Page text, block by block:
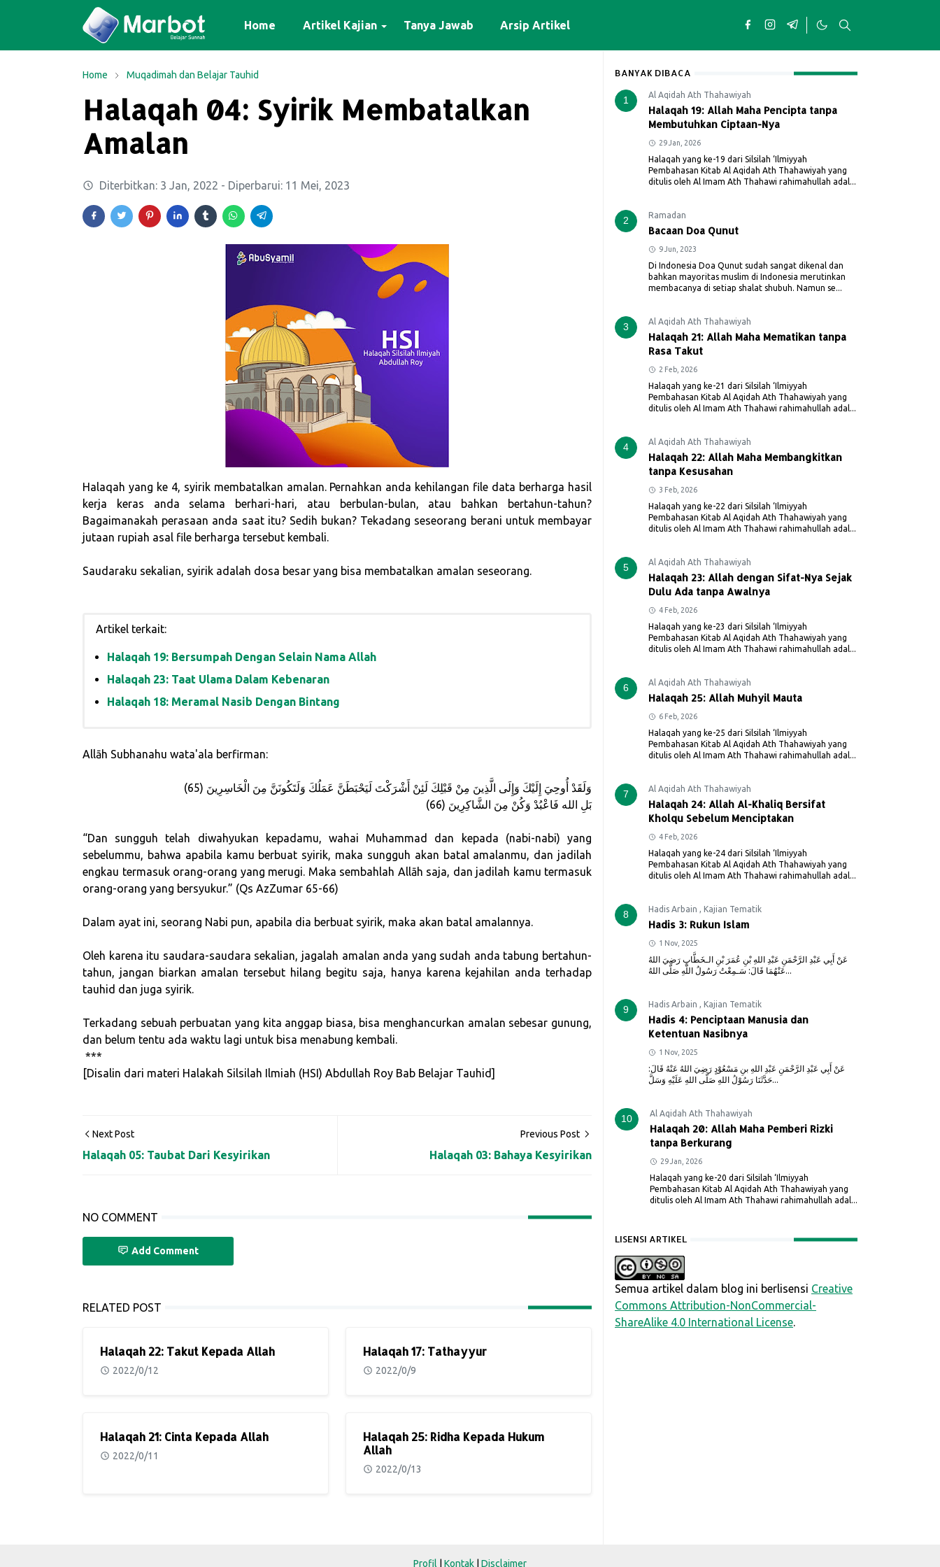
Home Artikel Kajian Tanya Jawab Arsip Artikel
Home Muqadimah dan Belajar Tauhid
Halaqah 04: Syirik Membatalkan
Amalan
Diterbitkan: 3 Jan, 2022 - Diperbarui: 11 Mei, 2023
Halaqah yang ke 4, syirik membatalkan amalan. Pernahkan anda kehilangan file data berharga hasil
kerja keras anda selama berhari-hari, atau berbulan-bulan, atau bahkan bertahun-tahun?
Bagaimanakah perasaan anda saat itu? Sedih bukan? Tekadang seseorang berani untuk membayar
jutaan rupiah asal file berharga tersebut kembali.
Saudaraku sekalian, syirik adalah dosa besar yang bisa membatalkan amalan seseorang.
Artikel terkait:
Halaqah 19: Bersumpah Dengan Selain Nama Allah
Halaqah 23: Taat Ulama Dalam Kebenaran
Halaqah 18: Meramal Nasib Dengan Bintang
Allāh Subhanahu wata'ala berfirman:
وَلَقَدْ أُوحِيَ إِلَيْكَ وَإِلَى الَّذِينَ مِنْ قَبْلِكَ لَئِنْ أَشْرَكْتَ لَيَحْبَطَنَّ عَمَلُكَ وَلَتَكُونَنَّ مِنَ الْخَاسِرِينَ (65)
بَلِ الله فَاعْبُدْ وَكُنْ مِنَ الشَّاكِرِينَ (66)
“Dan sungguh telah diwahyukan kepadamu, wahai Muhammad dan kepada (nabi-nabi) yang
sebelummu, bahwa apabila kamu berbuat syirik, maka sungguh akan batal amalanmu, dan jadilah
engkau termasuk orang-orang yang merugi. Maka sembahlah Allāh saja, dan jadilah kamu termasuk
orang-orang yang bersyukur.” (Qs AzZumar 65-66)
Dalam ayat ini, seorang Nabi pun, apabila dia berbuat syirik, maka akan batal amalannya.
Oleh karena itu saudara-saudara sekalian, jagalah amalan anda yang sudah anda tabung bertahun-
tahun, jangan biarkan amalan tersebut hilang begitu saja, hanya karena kejahilan anda terhadap
tauhid dan juga syirik.
Terkadang sebuah perbuatan yang kita anggap biasa, bisa menghancurkan amalan sebesar gunung,
dan belum tentu ada waktu lagi untuk bisa menabung kembali.
***
[Disalin dari materi Halakah Silsilah Ilmiah (HSI) Abdullah Roy Bab Belajar Tauhid]
Next Post
Halaqah 05: Taubat Dari Kesyirikan
Previous Post
Halaqah 03: Bahaya Kesyirikan
NO COMMENT
Add Comment
RELATED POST
Halaqah 22: Takut Kepada Allah
2022/0/12
Halaqah 17: Tathayyur
2022/0/9
Halaqah 21: Cinta Kepada Allah
2022/0/11
Halaqah 25: Ridha Kepada Hukum
Allah
2022/0/13
BANYAK DIBACA
1 Al Aqidah Ath Thahawiyah
Halaqah 19: Allah Maha Pencipta tanpa
Membutuhkan Ciptaan-Nya
29 Jan, 2026
Halaqah yang ke-19 dari Silsilah ‘Ilmiyyah
Pembahasan Kitab Al Aqidah Ath Thahawiyah yang
ditulis oleh Al Imam Ath Thahawi rahimahullah adal...
2 Ramadan
Bacaan Doa Qunut
9 Jun, 2023
Di Indonesia Doa Qunut sudah sangat dikenal dan
bahkan mayoritas muslim di Indonesia merutinkan
membacanya di setiap shalat shubuh. Namun se...
3 Al Aqidah Ath Thahawiyah
Halaqah 21: Allah Maha Mematikan tanpa
Rasa Takut
2 Feb, 2026
Halaqah yang ke-21 dari Silsilah ‘Ilmiyyah
Pembahasan Kitab Al Aqidah Ath Thahawiyah yang
ditulis oleh Al Imam Ath Thahawi rahimahullah adal...
4 Al Aqidah Ath Thahawiyah
Halaqah 22: Allah Maha Membangkitkan
tanpa Kesusahan
3 Feb, 2026
Halaqah yang ke-22 dari Silsilah ‘Ilmiyyah
Pembahasan Kitab Al Aqidah Ath Thahawiyah yang
ditulis oleh Al Imam Ath Thahawi rahimahullah adal...
5 Al Aqidah Ath Thahawiyah
Halaqah 23: Allah dengan Sifat-Nya Sejak
Dulu Ada tanpa Awalnya
4 Feb, 2026
Halaqah yang ke-23 dari Silsilah ‘Ilmiyyah
Pembahasan Kitab Al Aqidah Ath Thahawiyah yang
ditulis oleh Al Imam Ath Thahawi rahimahullah adal...
6 Al Aqidah Ath Thahawiyah
Halaqah 25: Allah Muhyil Mauta
6 Feb, 2026
Halaqah yang ke-25 dari Silsilah ‘Ilmiyyah
Pembahasan Kitab Al Aqidah Ath Thahawiyah yang
ditulis oleh Al Imam Ath Thahawi rahimahullah adal...
7 Al Aqidah Ath Thahawiyah
Halaqah 24: Allah Al-Khaliq Bersifat
Kholqu Sebelum Menciptakan
4 Feb, 2026
Halaqah yang ke-24 dari Silsilah ‘Ilmiyyah
Pembahasan Kitab Al Aqidah Ath Thahawiyah yang
ditulis oleh Al Imam Ath Thahawi rahimahullah adal...
8 Hadis Arbain , Kajian Tematik
Hadis 3: Rukun Islam
1 Nov, 2025
عَنْ أَبِي عَبْدِ الرَّحْمَنِ عَبْدِ اللهِ بْنِ عُمَرَ بْنِ الـخَطَّابِ رَضِيَ اللهُ
عَنْهُمَا قَالَ: سَـمِعْتُ رَسُولُ اللَّهِ صَلَّى اللهُ...
9 Hadis Arbain , Kajian Tematik
Hadis 4: Penciptaan Manusia dan
Ketentuan Nasibnya
1 Nov, 2025
عَنْ أَبِي عَبْدِ الرَّحْمَنِ عَبْدِ اللهِ بنِ مَسْعُوْدٍ رَضِيَ اللهُ عَنْهُ قَالَ:
حَدَّثَنَا رَسُوْلُ اللهِ صَلَّى اللهِ عَلَيْهِ وَسَلَّ...
10 Al Aqidah Ath Thahawiyah
Halaqah 20: Allah Maha Pemberi Rizki
tanpa Berkurang
29 Jan, 2026
Halaqah yang ke-20 dari Silsilah ‘Ilmiyyah
Pembahasan Kitab Al Aqidah Ath Thahawiyah yang
ditulis oleh Al Imam Ath Thahawi rahimahullah adal...
LISENSI ARTIKEL
Semua artikel dalam blog ini berlisensi Creative
Commons Attribution-NonCommercial-
ShareAlike 4.0 International License.
Profil Kontak Disclaimer